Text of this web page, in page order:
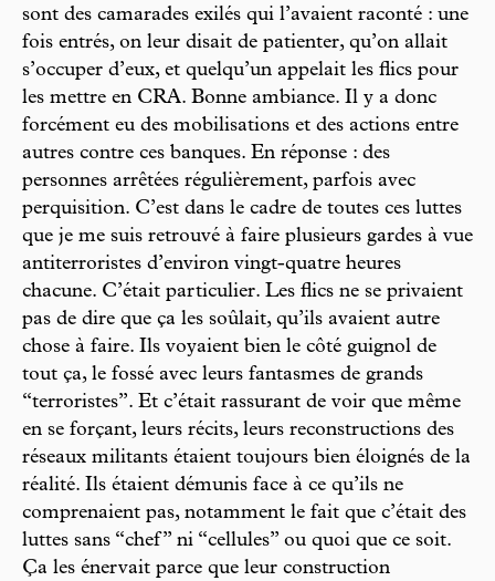
sont des camarades exilés qui l’avaient raconté : une
fois entrés, on leur disait de patienter, qu’on allait
s’occuper d’eux, et quelqu’un appelait les flics pour
les mettre en CRA. Bonne ambiance. Il y a donc
forcément eu des mobilisations et des actions entre
autres contre ces banques. En réponse : des
personnes arrêtées régulièrement, parfois avec
perquisition. C’est dans le cadre de toutes ces luttes
que je me suis retrouvé à faire plusieurs gardes à vue
antiterroristes d’environ vingt-quatre heures
chacune. C’était particulier. Les flics ne se privaient
pas de dire que ça les soûlait, qu’ils avaient autre
chose à faire. Ils voyaient bien le côté guignol de
tout ça, le fossé avec leurs fantasmes de grands
“terroristes”. Et c’était rassurant de voir que même
en se forçant, leurs récits, leurs reconstructions des
réseaux militants étaient toujours bien éloignés de la
réalité. Ils étaient démunis face à ce qu’ils ne
comprenaient pas, notamment le fait que c’était des
luttes sans “chef” ni “cellules” ou quoi que ce soit.
Ça les énervait parce que leur construction